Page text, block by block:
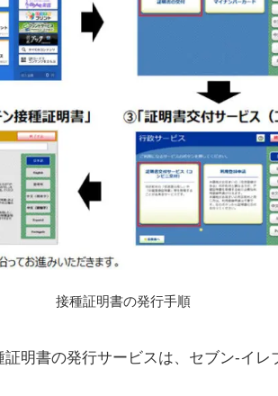
接種証明書の発行手順
明書の発行サービスは、セブン-イレ